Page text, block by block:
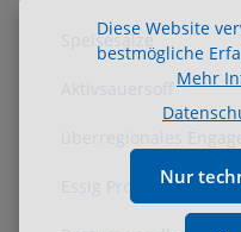
Speisesalze
Aktivsauersoff
überregionales
Essig Produktinfos
Diese Website
bestmögliche
Mehr
Nur